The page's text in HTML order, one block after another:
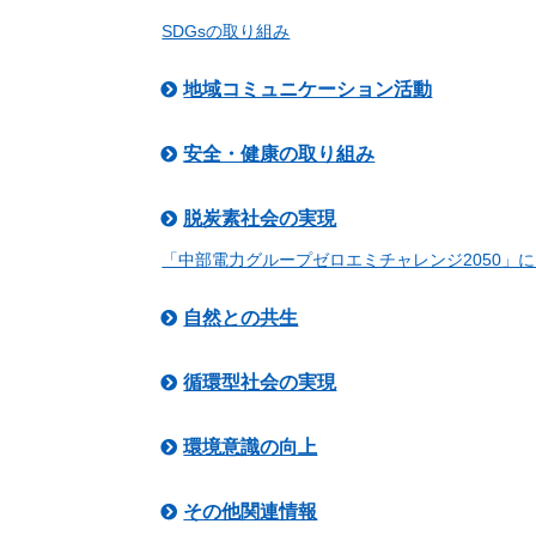
SDGsの取り組み
地域コミュニケーション活動
安全・健康の取り組み
脱炭素社会の実現
「中部電力グループゼロエミチャレンジ2050」
自然との共生
循環型社会の実現
環境意識の向上
その他関連情報